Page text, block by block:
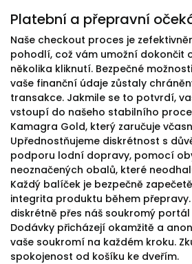
Platební a přepravní
Naše checkout proces je
pohodlí, což vám umožní dokončit
několika kliknutí. Bezpečné
vaše finanční údaje zůstaly
transakce. Jakmile se to potvrdí,
vstoupí do našeho stabilního
Kamagra Gold, který zaručuje
Upřednostňujeme diskrétnost s
podporu lodní dopravy, pomocí
neoznačených obalů, které
Každý balíček je bezpečně
integrita produktu během přepravy.
diskrétně přes náš soukromý
Dodávky přicházejí okamžitě a
vaše soukromí na každém kroku.
spokojenost od košíku ke dveřím.